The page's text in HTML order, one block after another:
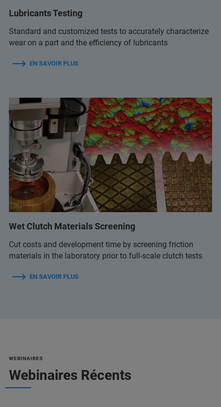
Lubricants Testing
Standard and customized tests to accurately characterize
wear on a part and the efficiency of lubricants
EN SAVOIR PLUS
Wet Clutch Materials Screening
Cut costs and development time by screening friction
materials in the laboratory prior to full-scale clutch tests
EN SAVOIR PLUS
WEBINAIRES
Webinaires Récents